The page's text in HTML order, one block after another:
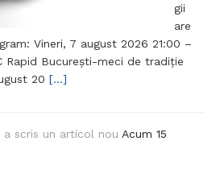
gii
are
Vineri, 7 august 2026 21:00 –
Rapid București-meci de tradiție
20 […]
a scris un articol nou Acum 15